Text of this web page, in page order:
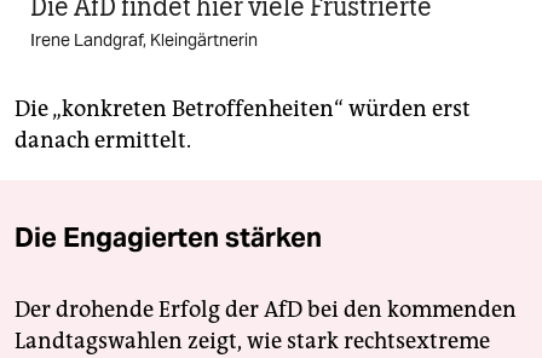
Die AfD findet hier viele Frustrierte
Irene Landgraf, Kleingärtnerin
Die „konkreten Betroffenheiten“ würden erst
danach ermittelt.
Die Engagierten stärken
Der drohende Erfolg der AfD bei den kommenden
Landtagswahlen zeigt, wie stark rechtsextreme